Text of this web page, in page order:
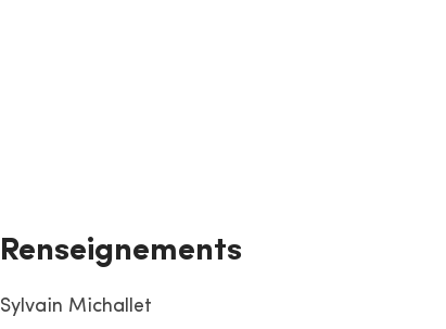
Renseignements
Sylvain Michallet